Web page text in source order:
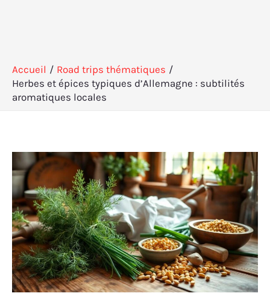
Accueil
Road trips thématiques
Herbes et épices typiques d’Allemagne : subtilités
aromatiques locales